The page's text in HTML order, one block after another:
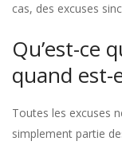
cas, des excuses
Qu’est-ce
quand est-
Toutes les excuses
simplement partie